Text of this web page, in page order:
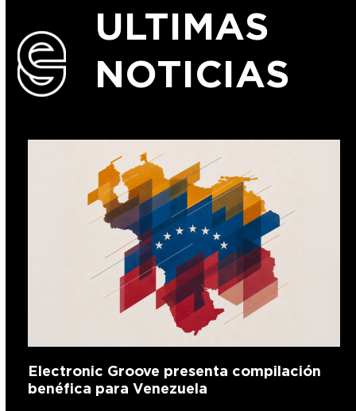
ULTIMAS
NOTICIAS
Electronic Groove presenta compilación
benéfica para Venezuela